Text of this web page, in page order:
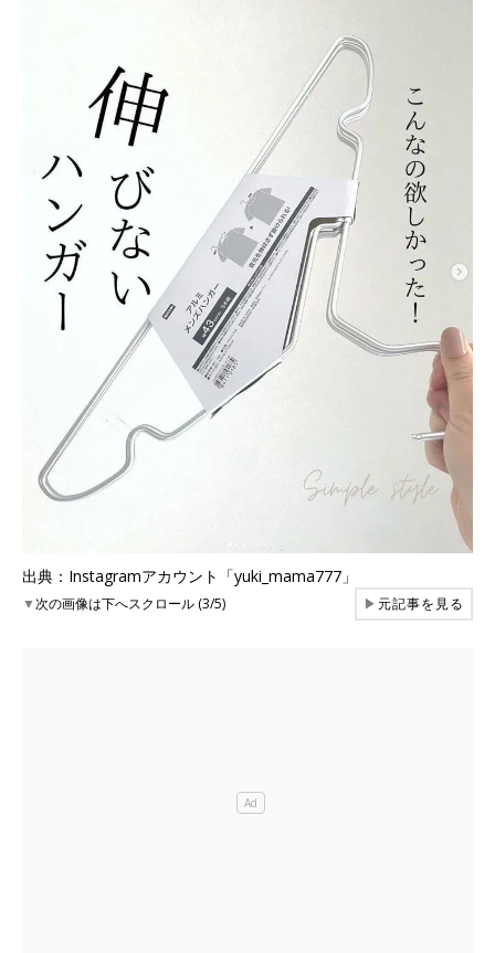
出典：Instagramアカウント「yuki_mama777」
▼次の画像は下へスクロール (3/5) ▶元記事を見る